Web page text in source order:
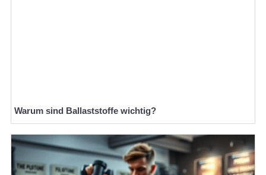
Warum sind Ballaststoffe wichtig?